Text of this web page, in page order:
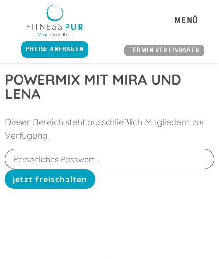
MENÜ
PREISE ANFRAGEN TERMIN VEREINBAREN
POWERMIX MIT MIRA UND
LENA
Dieser Bereich steht ausschließlich Mitgliedern zur
Verfügung.